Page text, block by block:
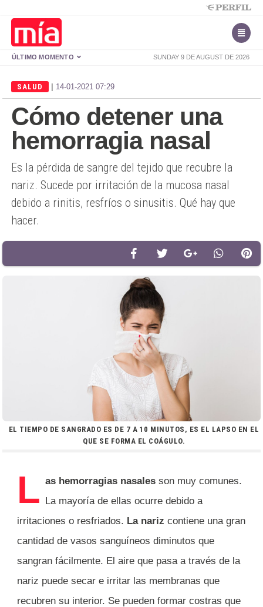
SUNDAY 9 DE AUGUST DE 2026
ÚLTIMO MOMENTO
SALUD | 14-01-2021 07:29
Cómo detener una
hemorragia nasal
Es la pérdida de sangre del tejido que recubre la
nariz. Sucede por irritación de la mucosa nasal
debido a rinitis, resfríos o sinusitis. Qué hay que
hacer.
EL TIEMPO DE SANGRADO ES DE 7 A 10 MINUTOS, ES EL LAPSO EN EL
QUE SE FORMA EL COÁGULO.
L as hemorragias nasales son muy comunes.
La mayoría de ellas ocurre debido a
irritaciones o resfriados. La nariz contiene una gran
cantidad de vasos sanguíneos diminutos que
sangran fácilmente. El aire que pasa a través de la
nariz puede secar e irritar las membranas que
recubren su interior. Se pueden formar costras que